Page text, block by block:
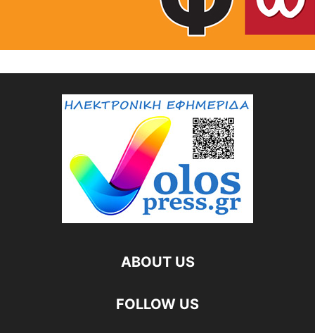
ABOUT US
FOLLOW US